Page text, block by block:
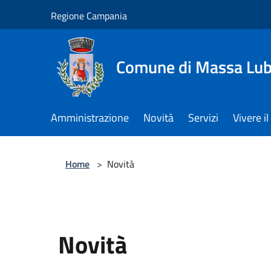
Regione Campania
Comune di Massa
Amministrazione Novità Servizi Vivere
Home > Novità
Novità